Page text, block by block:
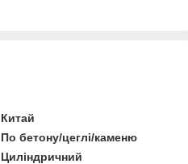
Китай
По бетону/цеглі/каменю
Циліндричний